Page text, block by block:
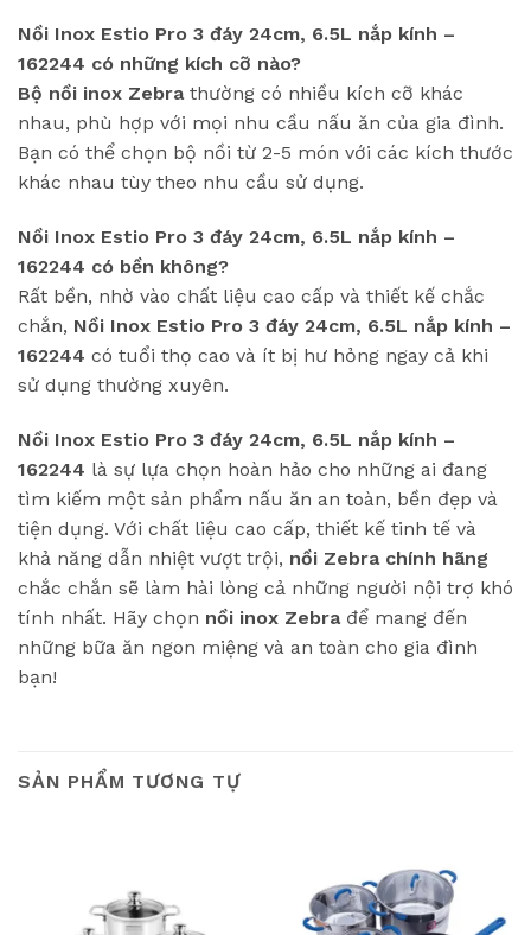
Nồi Inox Estio Pro 3 đáy 24cm, 6.5L nắp kính –
162244 có những kích cỡ nào?
Bộ nồi inox Zebrathường có nhiều kích cỡ khác
nhau, phù hợp với mọi nhu cầu nấu ăn của gia đình.
Bạn có thể chọn bộ nồi từ 2-5 món với các kích thước
khác nhau tùy theo nhu cầu sử dụng.
Nồi Inox Estio Pro 3 đáy 24cm, 6.5L nắp kính –
162244 có bền không?
Rất bền, nhờ vào chất liệu cao cấp và thiết kế chắc
chắn, Nồi Inox Estio Pro 3 đáy 24cm, 6.5L nắp kính –
162244 có tuổi thọ cao và ít bị hư hỏng ngay cả khi
sử dụng thường xuyên.
Nồi Inox Estio Pro 3 đáy 24cm, 6.5L nắp kính –
162244 là sự lựa chọn hoàn hảo cho những ai đang
tìm kiếm một sản phẩm nấu ăn an toàn, bền đẹp và
tiện dụng. Với chất liệu cao cấp, thiết kế tinh tế và
khả năng dẫn nhiệt vượt trội, nồi Zebra chính hãng
chắc chắn sẽ làm hài lòng cả những người nội trợ khó
tính nhất. Hãy chọn nồi inox Zebrađể mang đến
những bữa ăn ngon miệng và an toàn cho gia đình
bạn!
SẢN PHẨM TƯƠNG TỰ